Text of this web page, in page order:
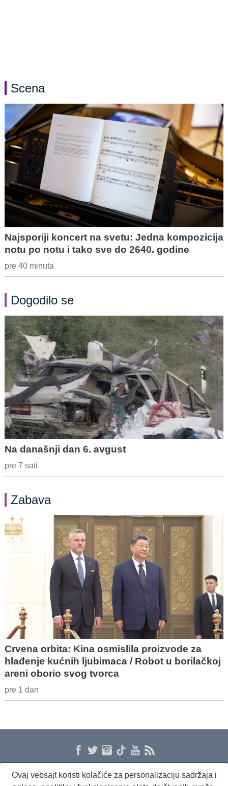
Scena
Najsporiji koncert na svetu: Jedna kompozicija
notu po notu i tako sve do 2640. godine
pre 40 minuta
Dogodilo se
Na današnji dan 6. avgust
pre 7 sati
Zabava
Crvena orbita: Kina osmislila proizvode za
hlađenje kućnih ljubimaca / Robot u borilačkoj
areni oborio svog tvorca
pre 1 dan
Ovaj vebsajt koristi kolačiće za personalizaciju sadržaja i